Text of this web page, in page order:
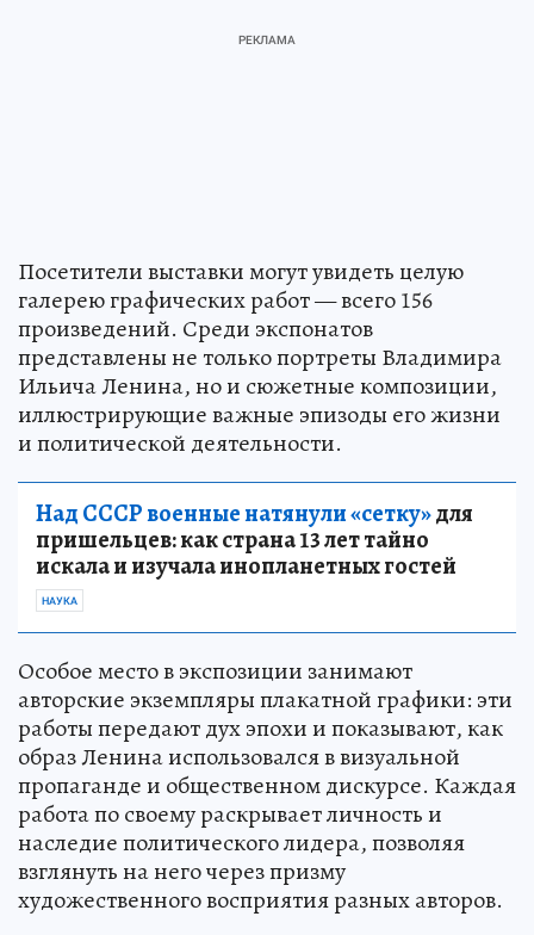
Посетители выставки могут увидеть целую
галерею графических работ — всего 156
произведений. Среди экспонатов
представлены не только портреты Владимира
Ильича Ленина, но и сюжетные композиции,
иллюстрирующие важные эпизоды его жизни
и политической деятельности.
Над СССР военные натянули «сетку»для
пришельцев: как страна 13 лет тайно
искала и изучала инопланетных гостей
НАУКА
Особое место в экспозиции занимают
авторские экземпляры плакатной графики: эти
работы передают дух эпохи и показывают, как
образ Ленина использовался в визуальной
пропаганде и общественном дискурсе. Каждая
работа по своему раскрывает личность и
наследие политического лидера, позволяя
взглянуть на него через призму
художественного восприятия разных авторов.